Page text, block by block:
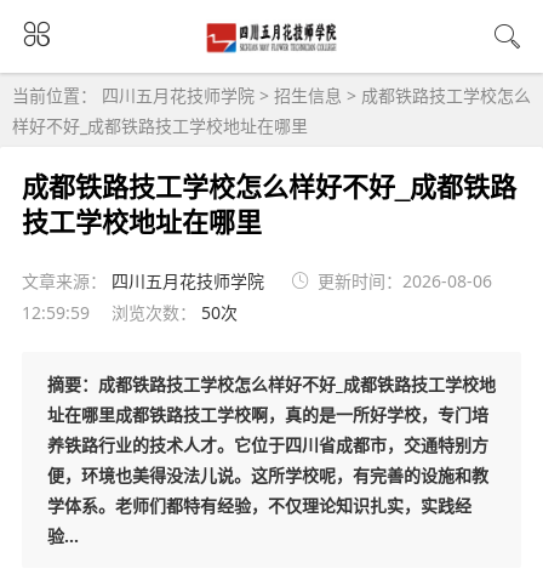
当前位置： 四川五月花技师学院 > 招生信息 > 成都铁路技工学校怎么
样好不好_成都铁路技工学校地址在哪里
成都铁路技工学校怎么样好不好_成都铁路
技工学校地址在哪里
文章来源： 四川五月花技师学院
更新时间：2026-08-06
12:59:59
浏览次数： 50次
摘要：成都铁路技工学校怎么样好不好_成都铁路技工学校地
址在哪里成都铁路技工学校啊，真的是一所好学校，专门培
养铁路行业的技术人才。它位于四川省成都市，交通特别方
便，环境也美得没法儿说。这所学校呢，有完善的设施和教
学体系。老师们都特有经验，不仅理论知识扎实，实践经
验...